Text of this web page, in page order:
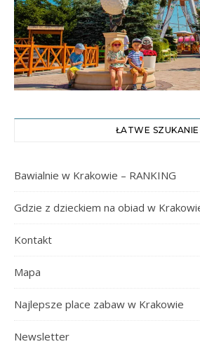
ŁATWE SZUKANIE
Bawialnie w Krakowie – RANKING
Gdzie z dzieckiem na obiad w
Kontakt
Mapa
Najlepsze place zabaw w Krakowie
Newsletter